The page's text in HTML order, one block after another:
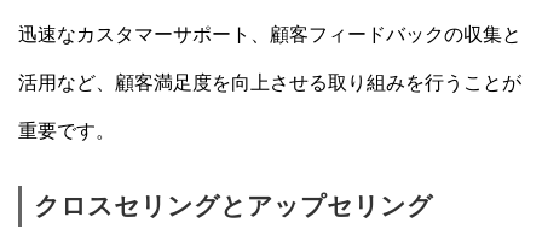
迅速なカスタマーサポート、顧客フィードバックの収集と
活用など、顧客満足度を向上させる取り組みを行うことが
重要です。
クロスセリングとアップセリング